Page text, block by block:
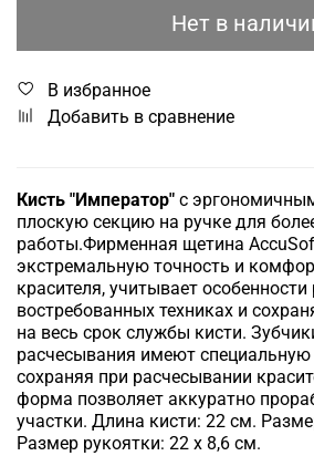
Нет в
В избранное
Добавить в сравнение
Кисть "Император" с
плоскую секцию на ручке для
работы.Фирменная щетина
экстремальную точность и
красителя, учитывает
востребованных техниках и
на весь срок службы кисти.
расчесывания имеют
сохраняя при расчесывании
форма позволяет аккуратно
участки. Длина кисти: 22 см.
Размер рукоятки: 22 х 8,6 см.